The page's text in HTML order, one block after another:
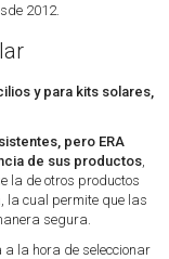
2012.
y para kits solares,
pero ERA
de sus productos
la de otros productos
la cual permite que las
segura.
a la hora de seleccionar